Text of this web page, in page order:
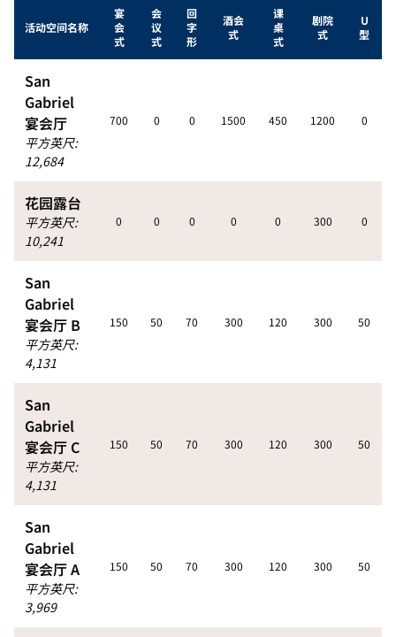
活动空间名称
宴
会
式
会
议
式
回
字
形
酒会
式
课
桌
式
剧院
式
U
型
San
Gabriel
宴会厅
平方英尺:
12,684
700 0 0 1500 450 1200 0
花园露台
平方英尺:
10,241
0 0 0 0 0 300 0
San
Gabriel
宴会厅 B
平方英尺:
4,131
150 50 70 300 120 300 50
San
Gabriel
宴会厅 C
平方英尺:
4,131
150 50 70 300 120 300 50
San
Gabriel
宴会厅 A
平方英尺:
3,969
150 50 70 300 120 300 50